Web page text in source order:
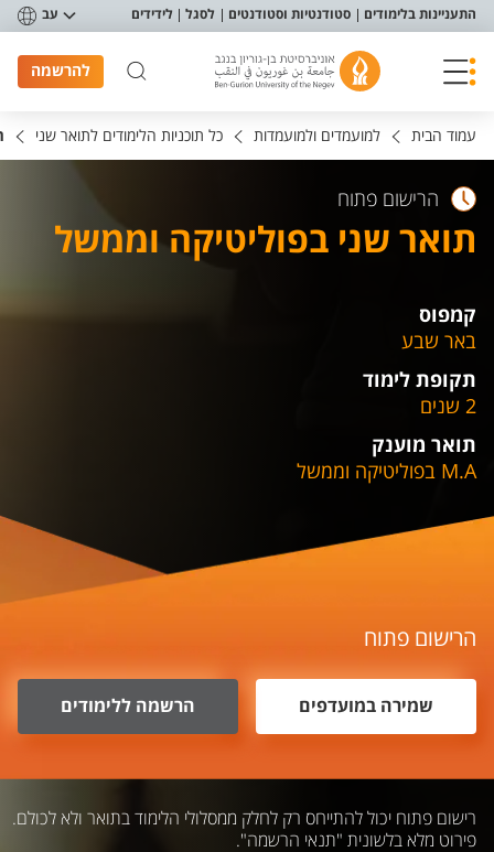
תפריט נגישות
התעניינות בלימודים סטודנטיות וסטודנטים לסגל לידידים עב
להרשמה
עמוד הבית למועמדים ולמועמדות כל תוכניות הלימודים לתואר שני
הרישום פתוח
תואר שני בפוליטיקה וממשל
קמפוס
באר שבע
תקופת לימוד
2 שנים
תואר מוענק
M.A בפוליטיקה וממשל
הרישום פתוח
שמירה במועדפים הרשמה ללימודים
רישום פתוח יכול להתייחס רק לחלק ממסלולי הלימוד בתואר ולא לכולם.
פירוט מלא בלשונית "תנאי הרשמה".